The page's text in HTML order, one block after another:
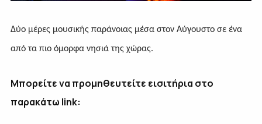
Δύο μέρες μουσικής παράνοιας μέσα στον Αύγουστο σε ένα
από τα πιο όμορφα νησιά της χώρας.
Μπορείτε να προμηθευτείτε εισιτήρια στο
παρακάτω link: